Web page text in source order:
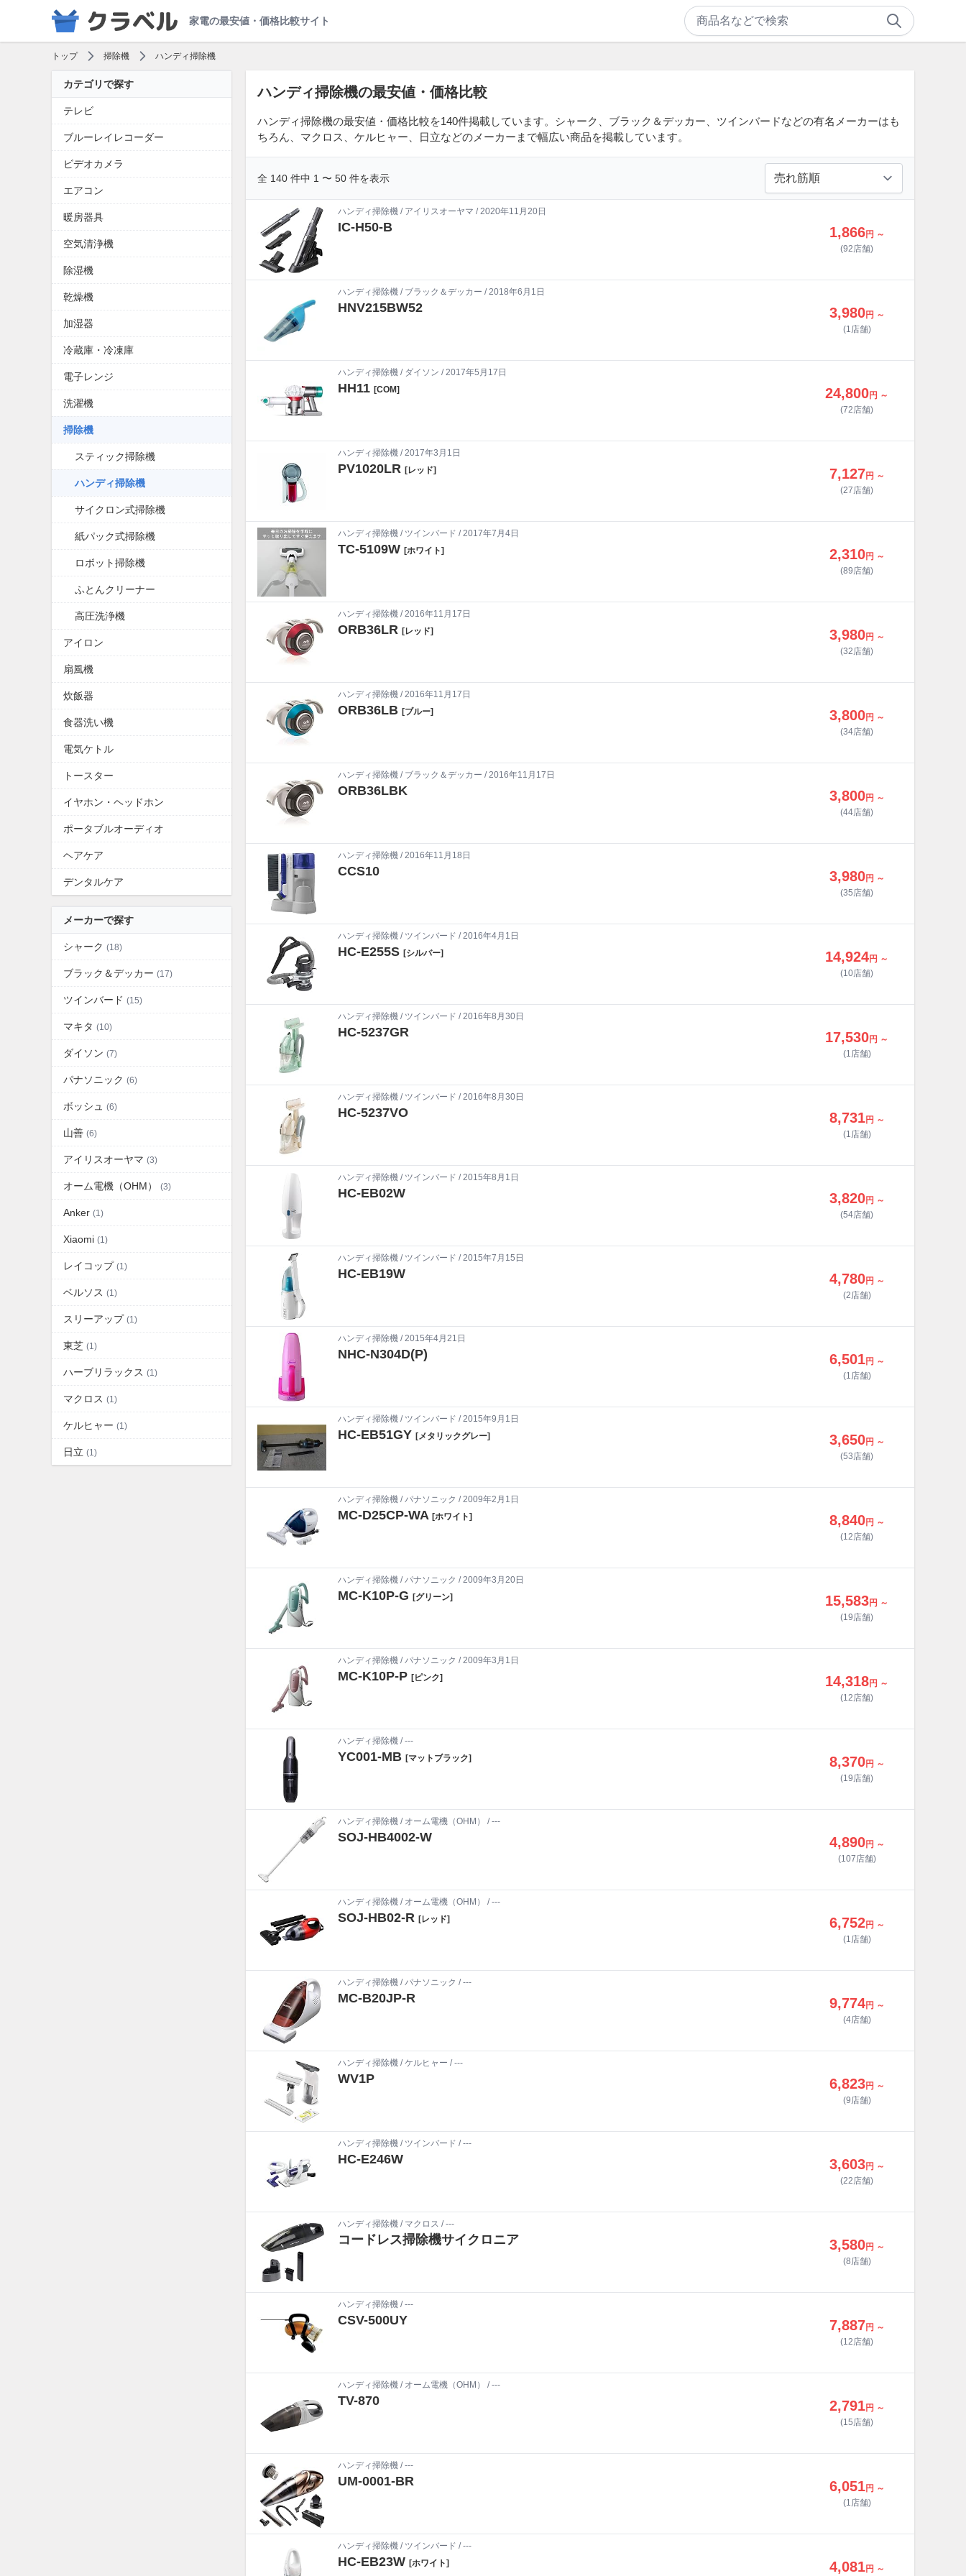
家電の最安値・価格比較サイト
トップ 掃除機 ハンディ掃除機
ハンディ掃除機の最安値・価格比較
ハンディ掃除機の最安値・価格比較を140件掲載しています。シャーク、ブラック＆デッカー、ツインバードなどの有名メーカーはも
ちろん、マクロス、ケルヒャー、日立などのメーカーまで幅広い商品を掲載しています。
全 140 件中 1 〜 50 件を表示
ハンディ掃除機 / アイリスオーヤマ / 2020年11月20日
IC-H50-B 1,866円 ～
(92店舗)
ハンディ掃除機 / ブラック＆デッカー / 2018年6月1日
HNV215BW52 3,980円 ～
(1店舗)
ハンディ掃除機 / ダイソン / 2017年5月17日
HH11 [COM] 24,800円 ～
(72店舗)
ハンディ掃除機 / 2017年3月1日
PV1020LR [レッド] 7,127円 ～
(27店舗)
ハンディ掃除機 / ツインバード / 2017年7月4日
TC-5109W [ホワイト] 2,310円 ～
(89店舗)
ハンディ掃除機 / 2016年11月17日
ORB36LR [レッド] 3,980円 ～
(32店舗)
ハンディ掃除機 / 2016年11月17日
ORB36LB [ブルー] 3,800円 ～
(34店舗)
ハンディ掃除機 / ブラック＆デッカー / 2016年11月17日
ORB36LBK 3,800円 ～
(44店舗)
ハンディ掃除機 / 2016年11月18日
CCS10 3,980円 ～
(35店舗)
ハンディ掃除機 / ツインバード / 2016年4月1日
HC-E255S [シルバー] 14,924円 ～
(10店舗)
ハンディ掃除機 / ツインバード / 2016年8月30日
HC-5237GR 17,530円 ～
(1店舗)
ハンディ掃除機 / ツインバード / 2016年8月30日
HC-5237VO 8,731円 ～
(1店舗)
ハンディ掃除機 / ツインバード / 2015年8月1日
HC-EB02W 3,820円 ～
(54店舗)
ハンディ掃除機 / ツインバード / 2015年7月15日
HC-EB19W 4,780円 ～
(2店舗)
ハンディ掃除機 / 2015年4月21日
NHC-N304D(P) 6,501円 ～
(1店舗)
ハンディ掃除機 / ツインバード / 2015年9月1日
HC-EB51GY [メタリックグレー] 3,650円 ～
(53店舗)
ハンディ掃除機 /パナソニック / 2009年2月1日
MC-D25CP-WA [ホワイト] 8,840円 ～
(12店舗)
ハンディ掃除機 /パナソニック / 2009年3月20日
MC-K10P-G [グリーン] 15,583円 ～
(19店舗)
ハンディ掃除機 /パナソニック / 2009年3月1日
MC-K10P-P [ピンク] 14,318円 ～
(12店舗)
ハンディ掃除機 / ---
YC001-MB [マットブラック] 8,370円 ～
(19店舗)
ハンディ掃除機 / オーム電機（OHM） / ---
SOJ-HB4002-W 4,890円 ～
(107店舗)
ハンディ掃除機 / オーム電機（OHM） / ---
SOJ-HB02-R [レッド] 6,752円 ～
(1店舗)
ハンディ掃除機 /パナソニック / ---
MC-B20JP-R 9,774円 ～
(4店舗)
ハンディ掃除機 /ケルヒャー / ---
WV1P 6,823円 ～
(9店舗)
ハンディ掃除機 / ツインバード / ---
HC-E246W 3,603円 ～
(22店舗)
ハンディ掃除機 / マクロス / ---
コードレス掃除機サイクロニア 3,580円 ～
(8店舗)
ハンディ掃除機 / ---
CSV-500UY 7,887円 ～
(12店舗)
ハンディ掃除機 / オーム電機（OHM） / ---
TV-870 2,791円 ～
(15店舗)
ハンディ掃除機 / ---
UM-0001-BR 6,051円 ～
(1店舗)
ハンディ掃除機 / ツインバード / ---
HC-EB23W [ホワイト] 4,081円 ～
カテゴリで探す
テレビ
ブルーレイレコーダー
ビデオカメラ
エアコン
暖房器具
空気清浄機
除湿機
乾燥機
加湿器
冷蔵庫・冷凍庫
電子レンジ
洗濯機
掃除機
スティック掃除機
ハンディ掃除機
サイクロン式掃除機
紙パック式掃除機
ロボット掃除機
ふとんクリーナー
高圧洗浄機
アイロン
扇風機
炊飯器
食器洗い機
電気ケトル
トースター
イヤホン・ヘッドホン
ポータブルオーディオ
ヘアケア
デンタルケア
メーカーで探す
シャーク (18)
ブラック＆デッカー (17)
ツインバード (15)
マキタ (10)
ダイソン (7)
パナソニック (6)
ボッシュ (6)
山善 (6)
アイリスオーヤマ (3)
オーム電機（OHM） (3)
Anker (1)
Xiaomi (1)
レイコップ (1)
ベルソス (1)
スリーアップ (1)
東芝 (1)
ハーブリラックス (1)
マクロス (1)
ケルヒャー (1)
日立 (1)